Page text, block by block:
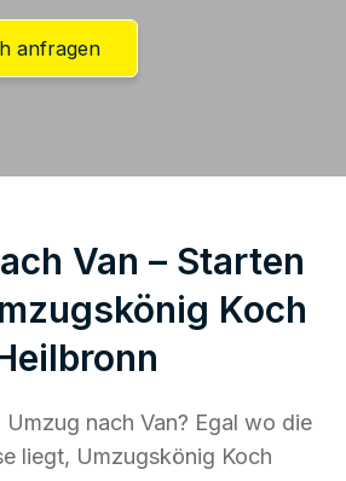
anfragen
Van – Starten
Koch
Umzug nach Van? Egal wo die
liegt, Umzugskönig Koch